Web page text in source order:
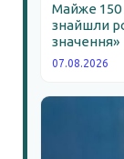
Майже 150
знайшли
значення»
07.08.2026